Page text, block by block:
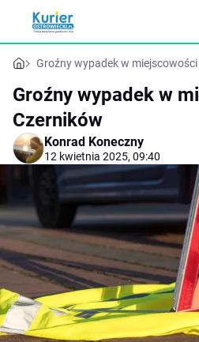
Groźny wypadek w
Groźny wypadek w
Czerników
Konrad Koneczny
12 kwietnia 2025, 09:40